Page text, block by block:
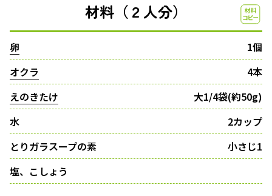
材料（２人分）
卵
1個
オクラ
4本
えのきたけ
大1/4袋(約50g)
水
2カップ
とりガラスープの素
小さじ1
塩、こしょう